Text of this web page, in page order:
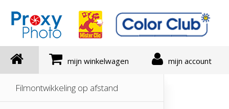
mijn winkelwagen mijn account
Filmontwikkeling op afstand